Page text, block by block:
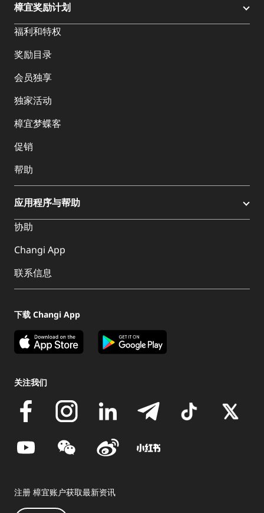
樟宜奖励计划
福利和特权
奖励目录
会员独享
独家活动
樟宜梦蝶客
促销
帮助
应用程序与帮助
协助
Changi App
联系信息
下载 Changi App
关注我们
注册 樟宜账户获取最新资讯